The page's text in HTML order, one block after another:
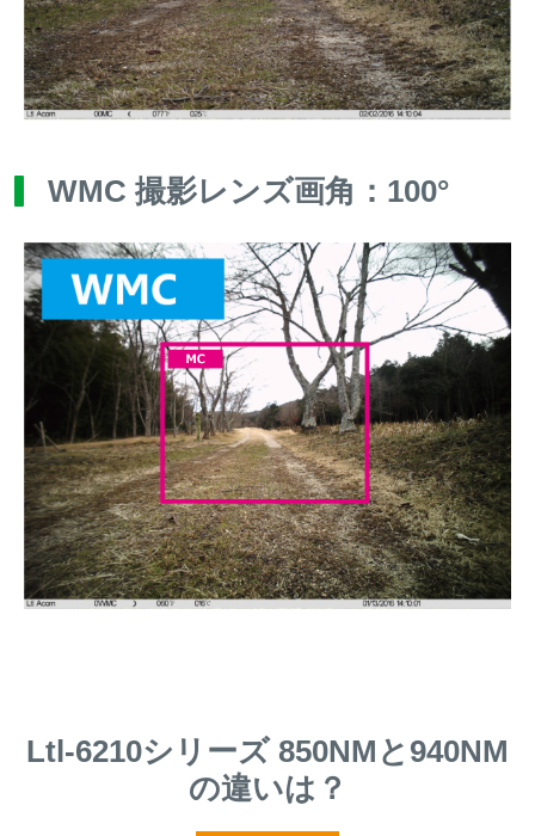
WMC 撮影レンズ画角：100°
Ltl-6210シリーズ 850NMと940NM
の違いは？